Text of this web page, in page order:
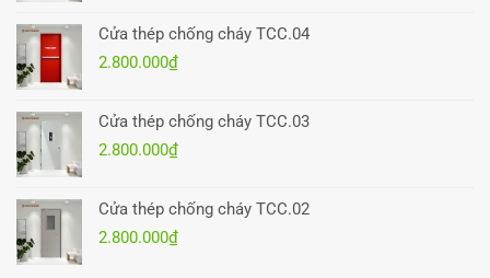
Cửa thép chống cháy TCC.04
2.800.000₫
Cửa thép chống cháy TCC.03
2.800.000₫
Cửa thép chống cháy TCC.02
2.800.000₫